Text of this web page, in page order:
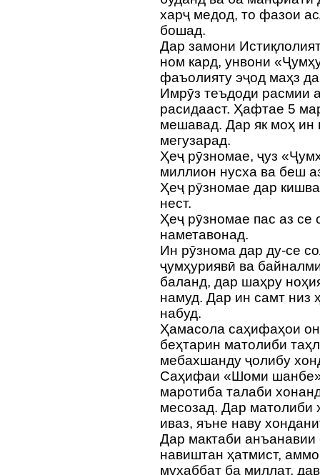
харҷ медод, то фазои
бошад.
Дар замони
ном кард, унвони
фаъолияту эҷод маҳз
Имрӯз теъдоди расмии
расидааст. Ҳафтае 5
мешавад. Дар як моҳ ин
мегузарад.
Ҳеҷ рӯзномае, ҷуз
миллион нусха ва беш
Ҳеҷ рӯзномае дар
нест.
Ҳеҷ рӯзномае пас аз се
наметавонад.
Ин рӯзнома дар ду-се
ҷумҳуриявӣ ва
баланд, дар шаҳру
намуд. Дар ин самт низ
набуд.
Ҳамасола саҳифаҳои
беҳтарин матолиби
мебахшанду ҷолибу
Саҳифаи «Шоми шанбе»
маротиба талаби
месозад. Дар матолиби
иваз, яъне наву
Дар мактаби
навиштан ҳатмист,
муҳаббат ба миллат,